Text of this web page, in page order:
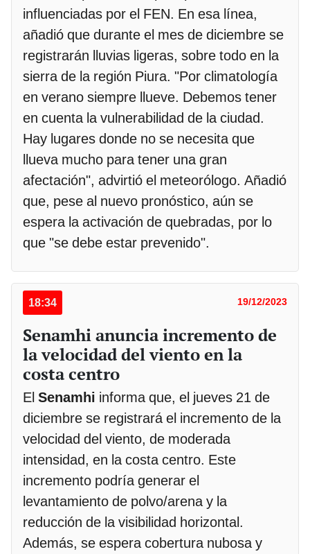
influenciadas por el FEN. En esa línea,
añadió que durante el mes de diciembre se
registrarán lluvias ligeras, sobre todo en la
sierra de la región Piura. "Por climatología
en verano siempre llueve. Debemos tener
en cuenta la vulnerabilidad de la ciudad.
Hay lugares donde no se necesita que
llueva mucho para tener una gran
afectación", advirtió el meteorólogo. Añadió
que, pese al nuevo pronóstico, aún se
espera la activación de quebradas, por lo
que "se debe estar prevenido".
18:34 19/12/2023
Senamhi anuncia incremento de
la velocidad del viento en la
costa centro
El Senamhi informa que, el jueves 21 de
diciembre se registrará el incremento de la
velocidad del viento, de moderada
intensidad, en la costa centro. Este
incremento podría generar el
levantamiento de polvo/arena y la
reducción de la visibilidad horizontal.
Además, se espera cobertura nubosa y